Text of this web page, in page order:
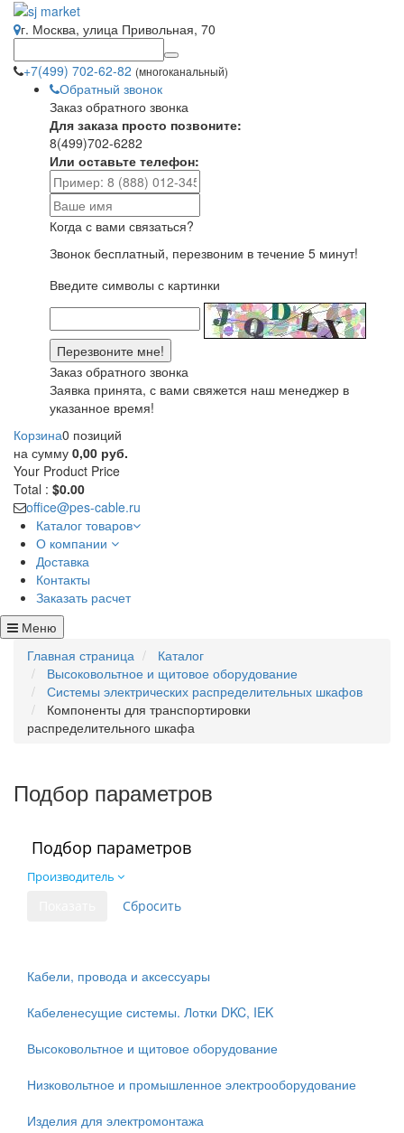
г. Москва, улица Привольная, 70
+7(499) 702-62-82 (многоканальный)
Обратный звонок
Заказ обратного звонка
Для заказа просто позвоните:
8(499)702-6282
Или оставьте телефон:
Когда с вами связаться?
Звонок бесплатный, перезвоним в течение 5 минут!
Введите символы с картинки
Заказ обратного звонка
Заявка принята, с вами свяжется наш менеджер в
указанное время!
Корзина0 позиций
на сумму 0,00 руб.
Your Product Price
Total : $0.00
office@pes-cable.ru
Каталог товаров
О компании
Доставка
Контакты
Заказать расчет
Меню
Главная страница
Каталог
Высоковольтное и щитовое оборудование
Системы электрических распределительных шкафов
Компоненты для транспортировки
распределительного шкафа
Подбор параметров
Подбор параметров
Производитель
Кабели, провода и аксессуары
Кабеленесущие системы. Лотки DKC, IEK
Высоковольтное и щитовое оборудование
Низковольтное и промышленное электрооборудование
Изделия для электромонтажа